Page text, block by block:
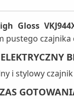
Gloss
pustego
i stylowy